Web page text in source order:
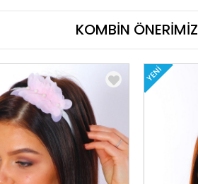
KOMBİN ÖNERİMİZ
YENI